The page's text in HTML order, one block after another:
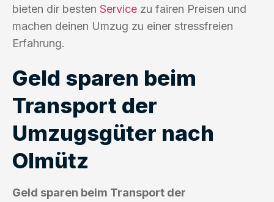
bieten dir besten Service zu fairen Preisen und
machen deinen Umzug zu einer stressfreien
Erfahrung.
Geld sparen beim
Transport der
Umzugsgüter nach
Olmütz
Geld sparen beim Transport der